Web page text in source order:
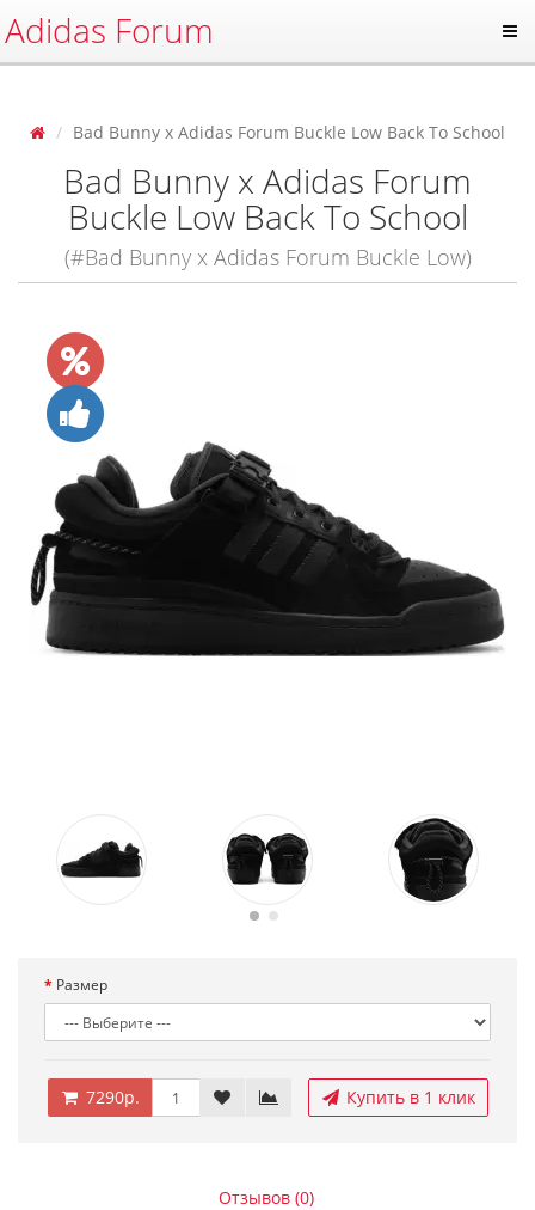
Adidas Forum
Bad Bunny x Adidas Forum Buckle Low Back To School
Bad Bunny x Adidas Forum
Buckle Low Back To School
(#Bad Bunny x Adidas Forum Buckle Low)
Размер
7290р. Купить в 1 клик
Отзывов (0)